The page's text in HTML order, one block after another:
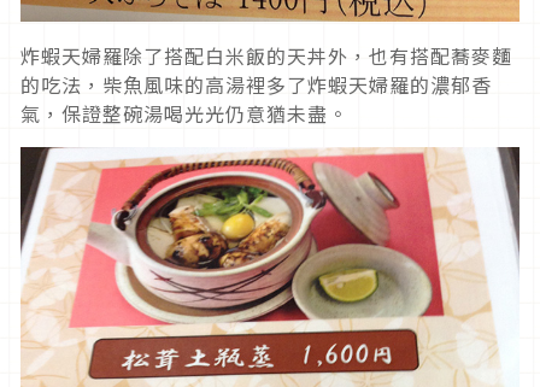
炸蝦天婦羅除了搭配白米飯的天丼外，也有搭配蕎麥麵
的吃法，柴魚風味的高湯裡多了炸蝦天婦羅的濃郁香
氣，保證整碗湯喝光光仍意猶未盡。